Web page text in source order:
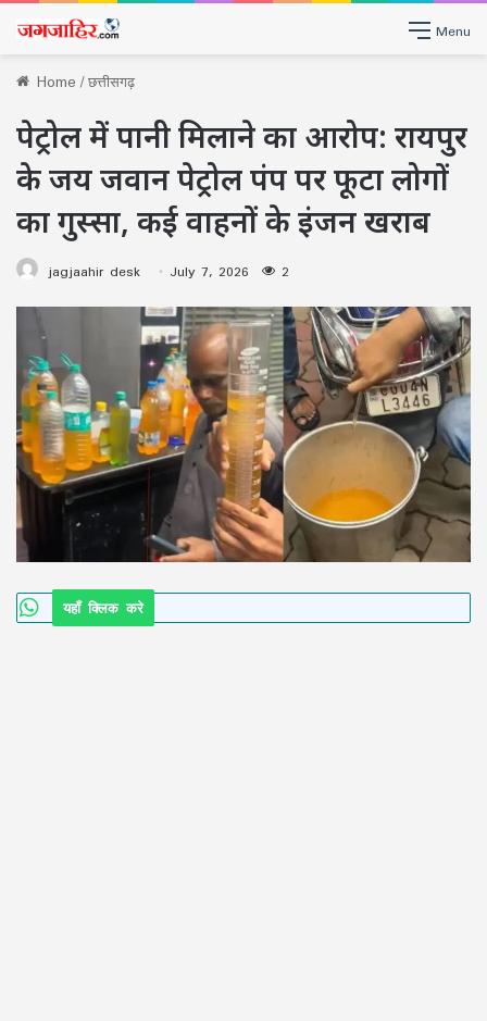
Menu
Home/छत्तीसगढ़
पेट्रोल में पानी मिलाने का आरोप: रायपुर
के जय जवान पेट्रोल पंप पर फूटा लोगों
का गुस्सा, कई वाहनों के इंजन खराब
jagjaahir desk July 7, 2026 2
यहाँ क्लिक करे